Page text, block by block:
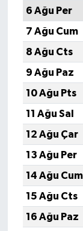
6 Ağu Per
7 Ağu Cum
8 Ağu Cts
9 Ağu Paz
10 Ağu Pts
11 Ağu Sal
12 Ağu Çar
13 Ağu Per
14 Ağu Cum
15 Ağu Cts
16 Ağu Paz
Genel
Politika
YEREL
BÖLGEDEN
BİLİM
ASAYİŞ
SEÇİM